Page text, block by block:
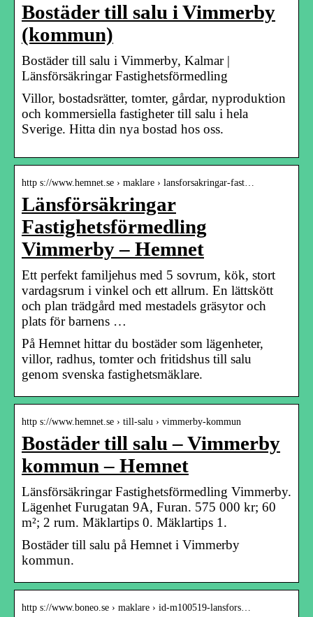
Bostäder till salu i Vimmerby
(kommun)
Bostäder till salu i Vimmerby, Kalmar |
Länsförsäkringar Fastighetsförmedling
Villor, bostadsrätter, tomter, gårdar, nyproduktion
och kommersiella fastigheter till salu i hela
Sverige. Hitta din nya bostad hos oss.
http s://www.hemnet.se › maklare › lansforsakringar-fast…
Länsförsäkringar
Fastighetsförmedling
Vimmerby – Hemnet
Ett perfekt familjehus med 5 sovrum, kök, stort
vardagsrum i vinkel och ett allrum. En lättskött
och plan trädgård med mestadels gräsytor och
plats för barnens …
På Hemnet hittar du bostäder som lägenheter,
villor, radhus, tomter och fritidshus till salu
genom svenska fastighetsmäklare.
http s://www.hemnet.se › till-salu › vimmerby-kommun
Bostäder till salu – Vimmerby
kommun – Hemnet
Länsförsäkringar Fastighetsförmedling Vimmerby.
Lägenhet Furugatan 9A, Furan. 575 000 kr; 60
m²; 2 rum. Mäklartips 0. Mäklartips 1.
Bostäder till salu på Hemnet i Vimmerby
kommun.
http s://www.boneo.se › maklare › id-m100519-lansfors…